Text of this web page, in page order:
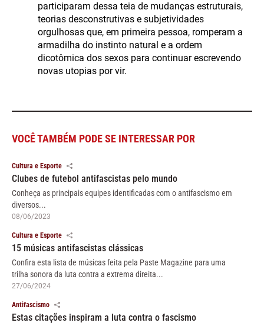
participaram dessa teia de mudanças estruturais,
teorias desconstrutivas e subjetividades
orgulhosas que, em primeira pessoa, romperam a
armadilha do instinto natural e a ordem
dicotômica dos sexos para continuar escrevendo
novas utopias por vir.
VOCÊ TAMBÉM PODE SE INTERESSAR POR
Cultura e Esporte
Clubes de futebol antifascistas pelo mundo
Conheça as principais equipes identificadas com o antifascismo em
diversos...
08/06/2023
Cultura e Esporte
15 músicas antifascistas clássicas
Confira esta lista de músicas feita pela Paste Magazine para uma
trilha sonora da luta contra a extrema direita...
27/06/2024
Antifascismo
Estas citações inspiram a luta contra o fascismo